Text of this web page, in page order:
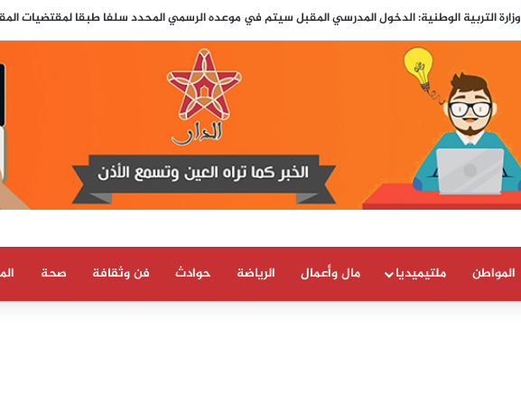
صحيفة إسبانية: الاستخبارات العسكرية حذّرت مسبقاً من محاولة اقتحام جماعي لسبتة قبل ثلاثة أيام من
المواطن ملتيميديا مال وأعمال الرياضة حوادث فن وثقافة صحة